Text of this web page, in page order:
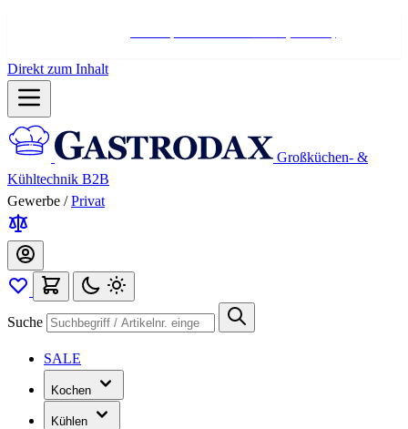
Direkt zum Inhalt
Großküchen- &
Kühltechnik B2B
Gewerbe / Privat
Suche
SALE
Kochen
Kühlen